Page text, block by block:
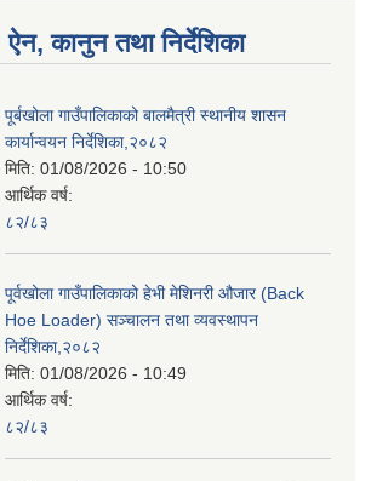
ऐन, कानुन तथा निर्देशिका
पूर्बखोला गाउँपालिकाको बालमैत्री स्थानीय शासन
कार्यान्वयन निर्देशिका,२०८२
मिति: 01/08/2026 - 10:50
आर्थिक वर्ष:
८२/८३
पूर्वखोला गाउँपालिकाको हेभी मेशिनरी औजार (Back
Hoe Loader) सञ्चालन तथा व्यवस्थापन
निर्देशिका,२०८२
मिति: 01/08/2026 - 10:49
आर्थिक वर्ष:
८२/८३